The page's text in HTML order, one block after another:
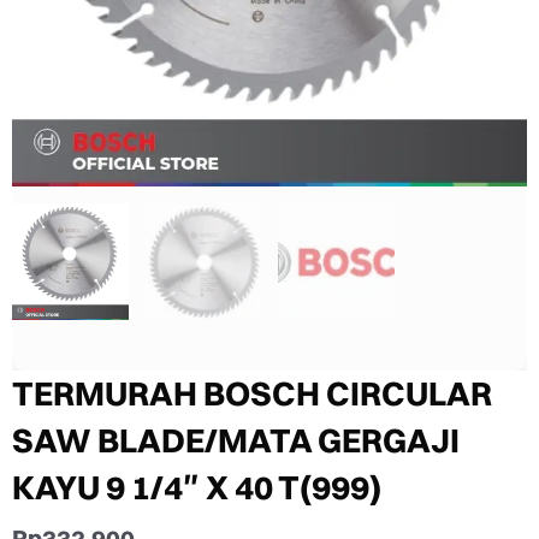
TERMURAH BOSCH CIRCULAR
SAW BLADE/MATA GERGAJI
KAYU 9 1/4″ X 40 T(999)